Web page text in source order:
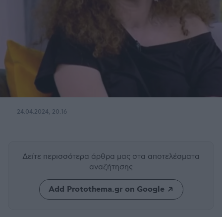
24.04.2024, 20:16
Δείτε περισσότερα άρθρα μας στα αποτελέσματα
αναζήτησης
Add Protothema.gr on Google